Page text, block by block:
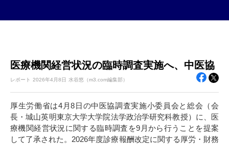
医療機関経営状況の臨時調査実施へ、中医協
レポート 2026年4月8日 水谷悠（m3.com編集部）
厚生労働省は4月8日の中医協調査実施小委員会と総会（会
長・城山英明東京大学大学院法学政治学研究科教授）に、医
療機関経営状況に関する臨時調査を9月から行うことを提案
して了承された。2026年度診療報酬改定に関する厚労・財務